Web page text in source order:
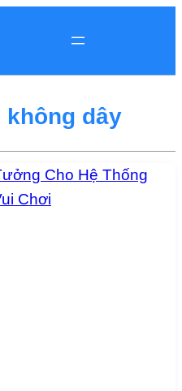
không dây